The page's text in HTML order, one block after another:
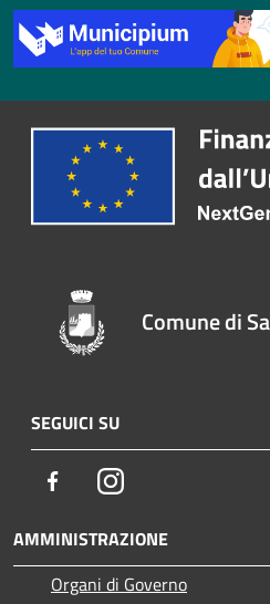
Comune di
SEGUICI SU
FacebookInstagram
AMMINISTRAZIONE
Organi di Governo